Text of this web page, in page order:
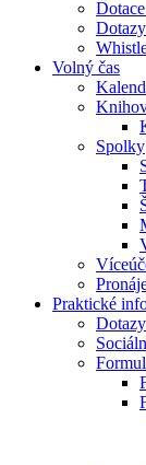
Volný čas
Spolky
Praktické